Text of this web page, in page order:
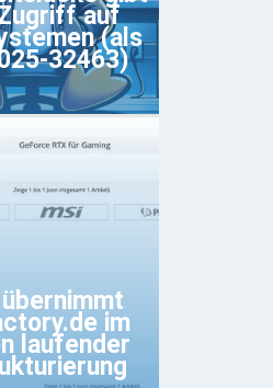
auf
(als
32463)
im
laufender